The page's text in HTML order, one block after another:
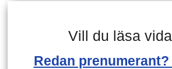
Vill du läsa
Redan